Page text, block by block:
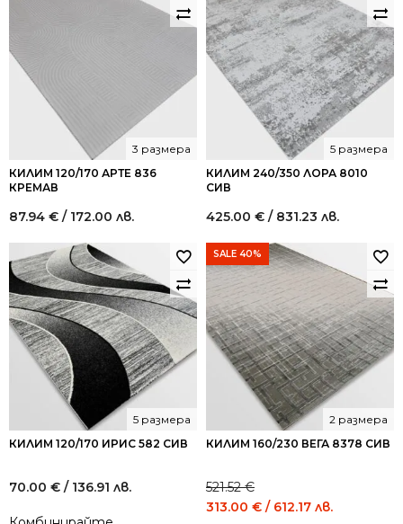
КИЛИМ 120/170 АРТЕ 836
КРЕМАВ
3 размера
87.94 € / 172.00 лв.
КИЛИМ 240/350 ЛОРА 8010
СИВ
5 размера
425.00 € / 831.23 лв.
КИЛИМ 120/170 ИРИС 582 СИВ
5 размера
70.00 € / 136.91 лв.
SALE 40%
КИЛИМ 160/230 ВЕГА 8378 СИВ
2 размера
521.52€
Original
313.00 € / 612.17 лв.